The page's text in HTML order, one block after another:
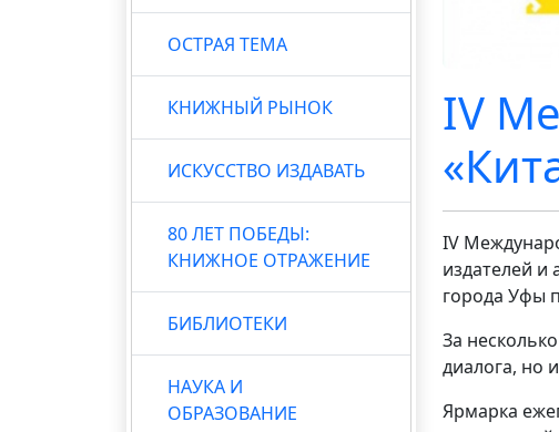
ОСТРАЯ ТЕМА
КНИЖНЫЙ РЫНОК
ИСКУССТВО ИЗДАВАТЬ
80 ЛЕТ ПОБЕДЫ:
КНИЖНОЕ ОТРАЖЕНИЕ
БИБЛИОТЕКИ
НАУКА И
ОБРАЗОВАНИЕ
IV
IV
издателей и
города Уфы
За
диалога, но
Ярмарка